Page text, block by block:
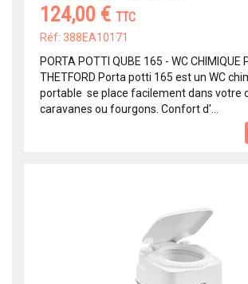
124,00 € TTC
Réf: 388EA10171
PORTA POTTI QUBE 165 - WC CHIMIQUE
THETFORD Porta potti 165 est un WC
portable se place facilement dans votre
caravanes ou fourgons. Confort d'...